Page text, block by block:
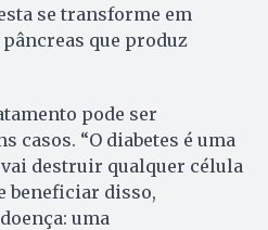
se transforme em
que produz
pode ser
casos. “O diabetes é uma
destruir qualquer célula
beneficiar disso,
uma